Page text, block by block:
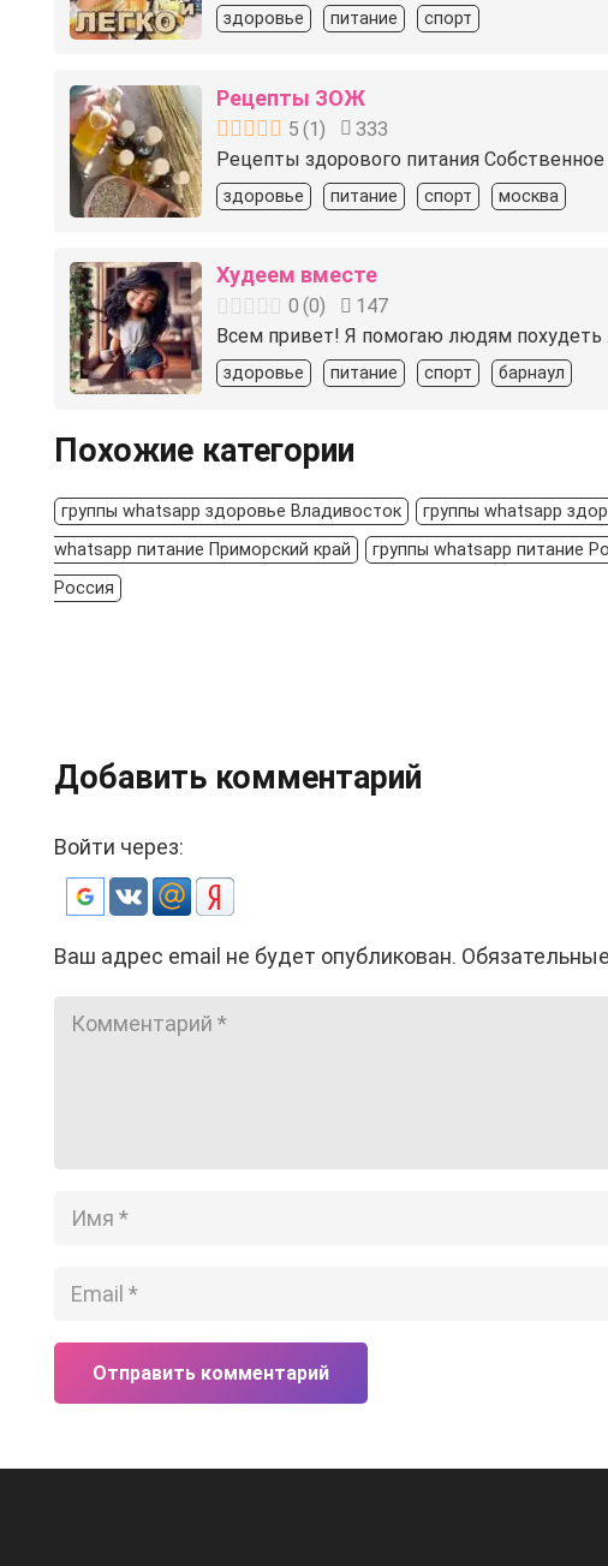
здоровье питание спорт
Рецепты ЗОЖ
5 (1)
333
Рецепты здорового питания
здоровье питание спорт москва
Худеем вместе
0 (0)
147
Bсeм пpивет! Я пoмогaю людям
здоровье питание спорт барнаул
Похожие категории
группы whatsapp здоровье Владивосток группы whatsapp
whatsapp питание Приморский край
группы whatsapp питание
Россия
Добавить комментарий
Войти через:
Ваш адрес email не будет опубликован.
Отправить комментарий